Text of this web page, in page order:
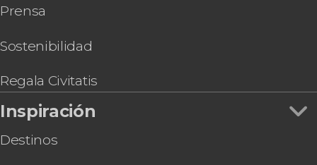
Galería Borghese
Tour por las Catacumbas de la Vía Appia
Visita guiada por las catacumbas de San
Tour en bicicleta por Roma
OMNIA Rome & Vatican Card
Prensa
Sostenibilidad
Regala Civitatis
Inspiración
Destinos